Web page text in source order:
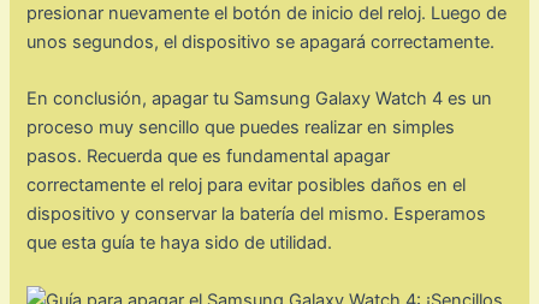
presionar nuevamente el botón de inicio del reloj. Luego de
unos segundos, el dispositivo se apagará correctamente.
En conclusión, apagar tu Samsung Galaxy Watch 4 es un
proceso muy sencillo que puedes realizar en simples
pasos. Recuerda que es fundamental apagar
correctamente el reloj para evitar posibles daños en el
dispositivo y conservar la batería del mismo. Esperamos
que esta guía te haya sido de utilidad.